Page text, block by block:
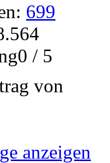
699
/ 5
von
anzeigen